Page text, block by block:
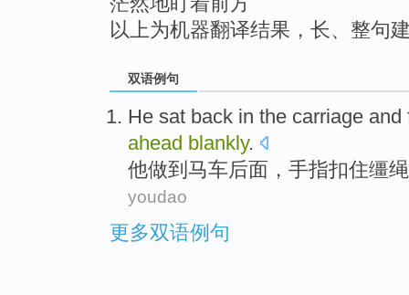
以上为机器翻译结果，长、整句
双语例句
He sat back in the carriage and
ahead blankly.
他做到 马车后面 ， 手指扣住缰
youdao
更多双语例句